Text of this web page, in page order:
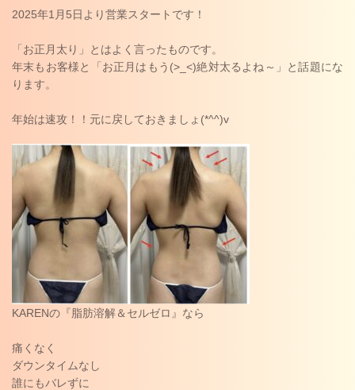
2025年1月5日より営業スタートです！
「お正月太り」とはよく言ったものです。
年末もお客様と「お正月はもう(>_<)絶対太るよね～」と話題にな
ります。
年始は速攻！！元に戻しておきましょ(*^^)v
KARENの『脂肪溶解＆セルゼロ』なら
痛くなく
ダウンタイムなし
誰にもバレずに